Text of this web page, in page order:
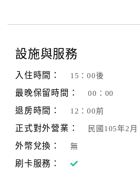
作
旅
伴
劃
商
品
傳
設施與服務
入住時間： 15：00後
最晚保留時間： 00：00
退房時間： 12：00前
正式對外營業： 民國105年2
外幣兌換： 無
刷卡服務：